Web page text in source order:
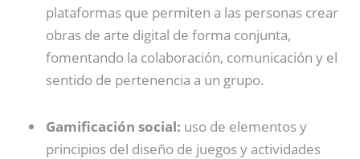
plataformas que permiten a las personas crear
obras de arte digital de forma conjunta,
fomentando la colaboración, comunicación y el
sentido de pertenencia a un grupo.
Gamificación social: uso de elementos y
principios del diseño de juegos y actividades